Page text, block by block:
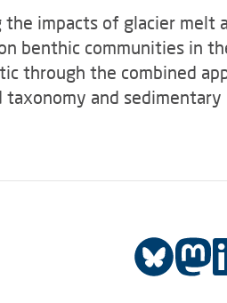
the impacts of glacier melt
benthic communities in
through the combined
and sedimentary